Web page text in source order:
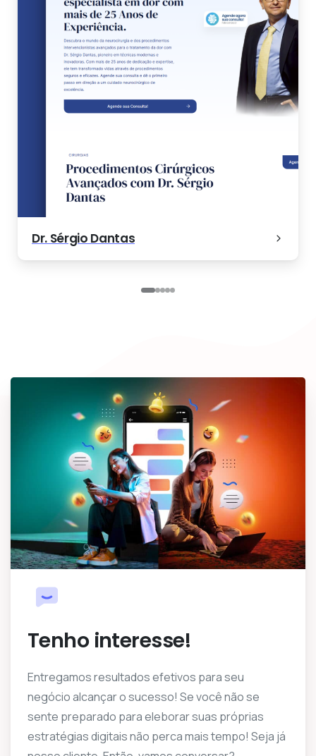
MF Imóveis
Dr. Sérgio Dantas
Haus Corretora
Tenho interesse!
Entregamos resultados efetivos para seu
negócio alcançar o sucesso! Se você não se
sente preparado para eleborar suas próprias
estratégias digitais não perca mais tempo! Seja já